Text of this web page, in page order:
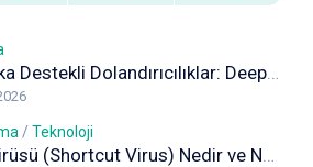
Yapay Zeka Destekli Dolandırıcılıklar: Deepfake, Ses Klonlama ve Sahte İçeriklere Karşı Korunma Rehberi
/ Teknoloji
Kısayol Virüsü (Shortcut Virus) Nedir ve Nasıl Temizlenir? Kapsamlı Rehber